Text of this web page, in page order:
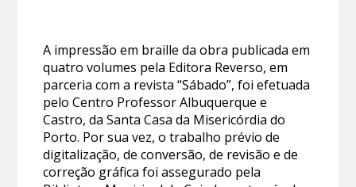
A impressão em braille da obra publicada em
quatro volumes pela Editora Reverso, em
parceria com a revista “Sábado”, foi efetuada
pelo Centro Professor Albuquerque e
Castro, da Santa Casa da Misericórdia do
Porto. Por sua vez, o trabalho prévio de
digitalização, de conversão, de revisão e de
correção gráfica foi assegurado pela